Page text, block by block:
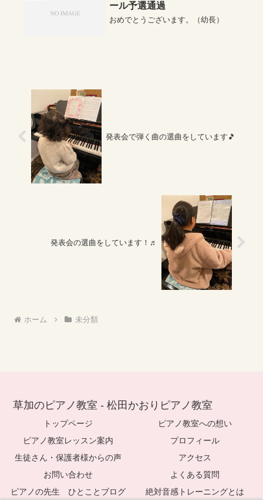
ール予選通過
おめでとうございます。（幼長）
発表会で弾く曲の選曲をしています🎵
発表会の選曲をしています！♬
ホーム 未分類
草加のピアノ教室 - 松田かおりピアノ教室
トップページ
ピアノ教室への想い
ピアノ教室レッスン案内
プロフィール
生徒さん・保護者様からの声
アクセス
お問い合わせ
よくある質問
ピアノの先生 ひとことブログ
絶対音感トレーニングとは